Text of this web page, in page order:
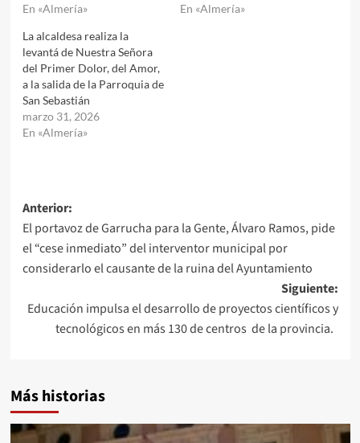
En «Almería»
En «Almería»
La alcaldesa realiza la
levantá de Nuestra Señora
del Primer Dolor, del Amor,
a la salida de la Parroquia de
San Sebastián
marzo 31, 2026
En «Almería»
Navegación
de
entradas
Anterior:
El portavoz de Garrucha para la Gente, Álvaro Ramos, pide
el “cese inmediato” del interventor municipal por
considerarlo el causante de la ruina del Ayuntamiento
Siguiente:
Educación impulsa el desarrollo de proyectos científicos y
tecnológicos en más 130 de centros de la provincia.
Más historias